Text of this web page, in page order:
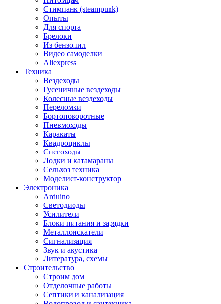
Стимпанк (steampunk)
Опыты
Для спорта
Брелоки
Из бензопил
Видео самоделки
Aliexpress
Техника
Вездеходы
Гусеничные вездеходы
Колесные вездеходы
Переломки
Бортоповоротные
Пневмоходы
Каракаты
Квадроциклы
Снегоходы
Лодки и катамараны
Сельхоз техника
Моделист-конструктор
Электроника
Arduino
Светодиоды
Усилители
Блоки питания и зарядки
Металлоискатели
Сигнализация
Звук и акустика
Литература, схемы
Строительство
Строим дом
Отделочные работы
Септики и канализация